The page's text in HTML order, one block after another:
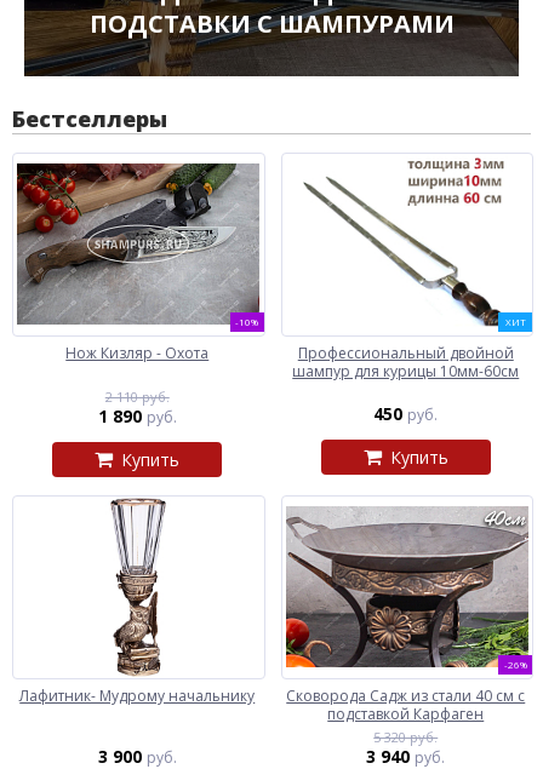
ПОДСТАВКИ С ШАМПУРАМИ
Бестселлеры
-10%
Нож Кизляр - Охота
2 110 руб.
1 890 руб.
Купить
ХИТ
Профессиональный двойной
шампур для курицы 10мм-60см
450 руб.
Купить
Лафитник- Мудрому начальнику
3 900 руб.
-26%
Сковорода Садж из стали 40 см с
подставкой Карфаген
5 320 руб.
3 940 руб.